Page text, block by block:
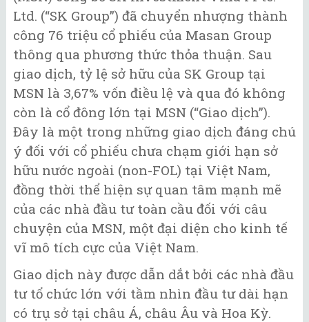
Ltd. (“SK Group”) đã chuyển nhượng thành
công 76 triệu cổ phiếu của Masan Group
thông qua phương thức thỏa thuận. Sau
giao dịch, tỷ lệ sở hữu của SK Group tại
MSN là 3,67% vốn điều lệ và qua đó không
còn là cổ đông lớn tại MSN (“Giao dịch”).
Đây là một trong những giao dịch đáng chú
ý đối với cổ phiếu chưa chạm giới hạn sở
hữu nước ngoài (non-FOL) tại Việt Nam,
đồng thời thể hiện sự quan tâm mạnh mẽ
của các nhà đầu tư toàn cầu đối với câu
chuyện của MSN, một đại diện cho kinh tế
vĩ mô tích cực của Việt Nam.
Giao dịch này được dẫn dắt bởi các nhà đầu
tư tổ chức lớn với tầm nhìn đầu tư dài hạn
có trụ sở tại châu Á, châu Âu và Hoa Kỳ.